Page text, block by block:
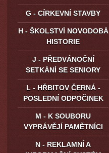
G - CÍRKEVNÍ STAVBY
H - ŠKOLSTVÍ NOVODOBÁ
HISTORIE
J - PŘEDVÁNOČNÍ
SETKÁNÍ SE SENIORY
L - HŘBITOV ČERNÁ -
POSLEDNÍ ODPOČINEK
M - K SOUBORU
VYPRÁVĚJÍ PAMĚTNÍCI
N - REKLAMNÍ A